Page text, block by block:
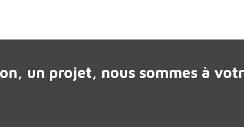
un projet, nous sommes à